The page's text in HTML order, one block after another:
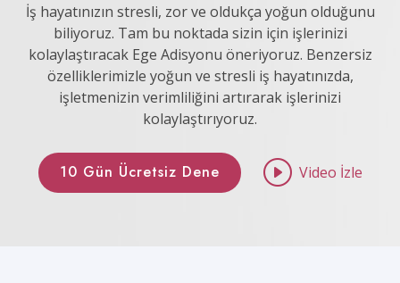
İş hayatınızın stresli, zor ve oldukça yoğun olduğunu
biliyoruz. Tam bu noktada sizin için işlerinizi
kolaylaştıracak Ege Adisyonu öneriyoruz. Benzersiz
özelliklerimizle yoğun ve stresli iş hayatınızda,
işletmenizin verimliliğini artırarak işlerinizi
kolaylaştırıyoruz.
10 Gün Ücretsiz Dene Video İzle